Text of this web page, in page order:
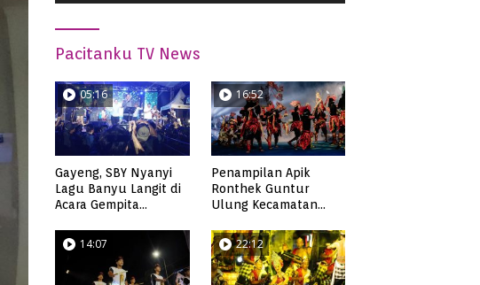
Pacitanku TV News
05:16
Gayeng, SBY Nyanyi
Lagu Banyu Langit di
Acara Gempita
16:52
Penampilan Apik
Ronthek Guntur
Ulung Kecamatan
14:07 22:12